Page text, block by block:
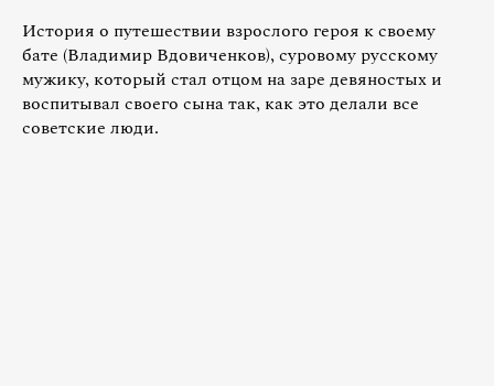
История о путешествии взрослого героя к своему
бате (Владимир Вдовиченков), суровому русскому
мужику, который стал отцом на заре девяностых и
воспитывал своего сына так, как это делали все
советские люди.